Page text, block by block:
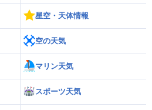
星空・天体情報
空の天気
マリン天気
スポーツ天気